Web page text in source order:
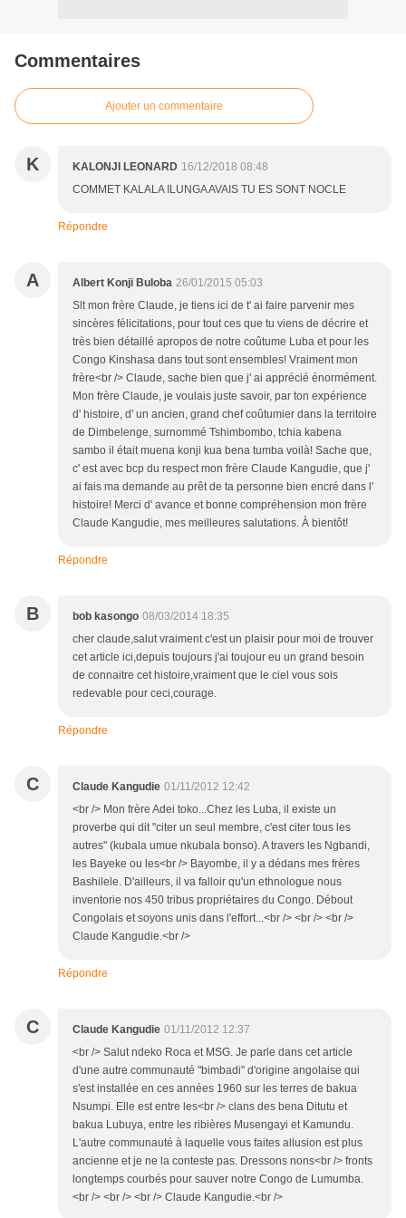
Commentaires
Ajouter un commentaire
K KALONJI LEONARD 16/12/2018 08:48
COMMET KALALA ILUNGA AVAIS TU ES SONT NOCLE
Répondre
A Albert Konji Buloba 26/01/2015 05:03
Slt mon frère Claude, je tiens ici de t' ai faire parvenir mes
sincères félicitations, pour tout ces que tu viens de décrire et
très bien détaillé apropos de notre coûtume Luba et pour les
Congo Kinshasa dans tout sont ensembles! Vraiment mon
frère<br /> Claude, sache bien que j' ai apprécié énormément.
Mon frère Claude, je voulais juste savoir, par ton expérience
d' histoire, d' un ancien, grand chef coûtumier dans la territoire
de Dimbelenge, surnommé Tshimbombo, tchia kabena
sambo il était muena konji kua bena tumba voilà! Sache que,
c' est avec bcp du respect mon frère Claude Kangudie, que j'
ai fais ma demande au prêt de ta personne bien encré dans l'
histoire! Merci d' avance et bonne compréhension mon frère
Claude Kangudie, mes meilleures salutations. À bientôt!
Répondre
B bob kasongo 08/03/2014 18:35
cher claude,salut vraiment c'est un plaisir pour moi de trouver
cet article ici,depuis toujours j'ai toujour eu un grand besoin
de connaitre cet histoire,vraiment que le ciel vous sois
redevable pour ceci,courage.
Répondre
C Claude Kangudie 01/11/2012 12:42
<br /> Mon frère Adei toko...Chez les Luba, il existe un
proverbe qui dit "citer un seul membre, c'est citer tous les
autres" (kubala umue nkubala bonso). A travers les Ngbandi,
les Bayeke ou les<br /> Bayombe, il y a dédans mes frères
Bashilele. D'ailleurs, il va falloir qu'un ethnologue nous
inventorie nos 450 tribus propriétaires du Congo. Débout
Congolais et soyons unis dans l'effort...<br /> <br /> <br />
Claude Kangudie.<br />
Répondre
C Claude Kangudie 01/11/2012 12:37
<br /> Salut ndeko Roca et MSG. Je parle dans cet article
d'une autre communauté "bimbadi" d'origine angolaise qui
s'est installée en ces années 1960 sur les terres de bakua
Nsumpi. Elle est entre les<br /> clans des bena Ditutu et
bakua Lubuya, entre les ribières Musengayi et Kamundu.
L'autre communauté à laquelle vous faites allusion est plus
ancienne et je ne la conteste pas. Dressons nons<br /> fronts
longtemps courbés pour sauver notre Congo de Lumumba.
<br /> <br /> <br /> Claude Kangudie.<br />